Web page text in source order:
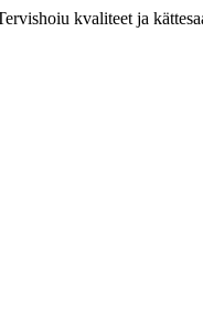
kvaliteet ja